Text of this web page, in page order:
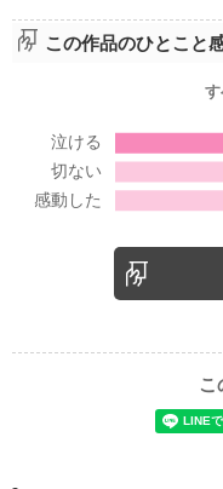
この作品のひとこと
す
こ